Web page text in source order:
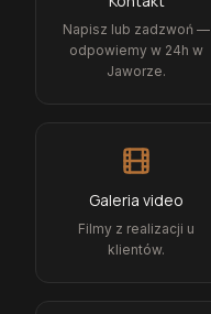
Napisz lub zadzwoń —
odpowiemy w 24h w
Jaworze.
Galeria video
Filmy z realizacji u
klientów.